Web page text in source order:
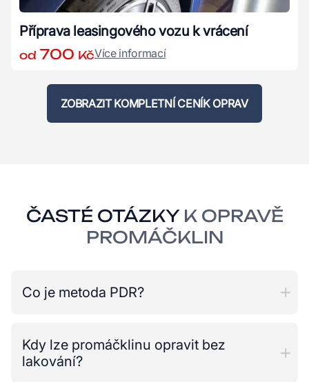
Příprava leasingového vozu k vrácení
od 700 KčVíce informací
ZOBRAZIT KOMPLETNÍ CENÍK OPRAV
ČASTÉ OTÁZKY K OPRAVĚ
PROMÁČKLIN
Co je metoda PDR?
Kdy lze promáčklinu opravit bez
lakování?